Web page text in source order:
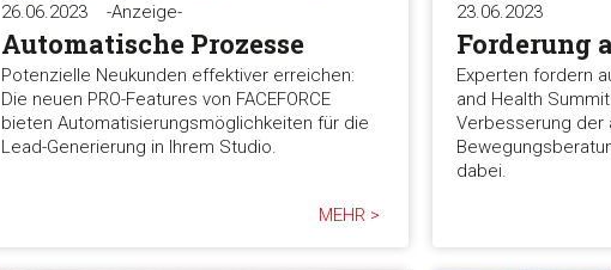
26.06.2023 -Anzeige-
Automatische Prozesse
Potenzielle Neukunden effektiver erreichen:
Die neuen PRO-Features von FACEFORCE
bieten Automatisierungsmöglichkeiten für die
Lead-Generierung in Ihrem Studio.
MEHR >
23.06.2023
Forderung
Experten fordern
and Health
Verbesserung der
dabei.